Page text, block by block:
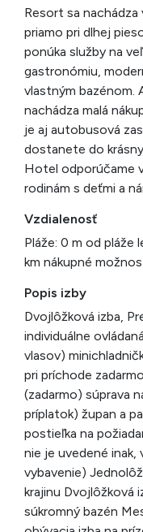
Resort sa
priamo pri dlhej
ponúka služby na
gastronómiu,
vlastným bazénom.
nachádza malá
je aj autobusová
dostanete do
Hotel odporúčame
rodinám s deťmi a
Vzdialenosť
Pláže: 0 m od pláže
km nákupné
Popis izby
Dvojlôžková izba,
individuálne
vlasov)
pri príchode
(zadarmo) súprava
príplatok) župan a
postieľka na
nie je uvedené inak,
vybavenie)
krajinu Dvojlôžková
súkromný bazén